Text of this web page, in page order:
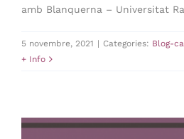
amb Blanquerna – Universitat
5 novembre, 2021 | Categories: Blog-
+ Info